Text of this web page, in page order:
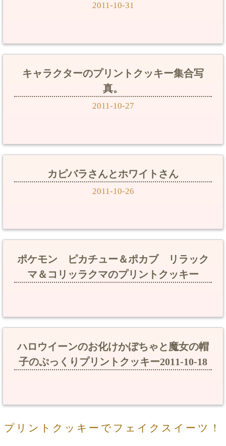
2011-10-31
キャラクターのプリントクッキー集合写
真。
2011-10-27
カピバラさんとホワイトさん
2011-10-26
ポケモン ピカチュー＆ポカブ リラック
マ＆コリッラクマのプリントクッキー
ハロウイーンのお化けかぼちゃと魔女の帽
子のぷっくりプリントクッキー2011-10-18
プリントクッキーでフェイクスイーツ！